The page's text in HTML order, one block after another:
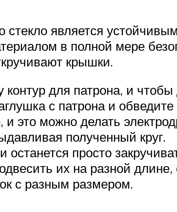
является
в полной мере
крышки.
для патрона, и
с патрона и
это можно делать
полученный круг.
просто
их на разной
с разным размером.